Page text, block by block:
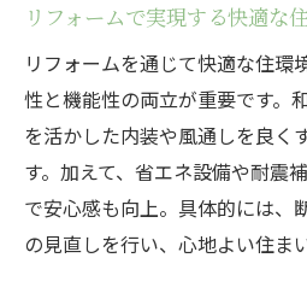
リフォームで実現する快適な
リフォームを通じて快適な住環
性と機能性の両立が重要です。
を活かした内装や風通しを良く
す。加えて、省エネ設備や耐震
で安心感も向上。具体的には、
の見直しを行い、心地よい住ま